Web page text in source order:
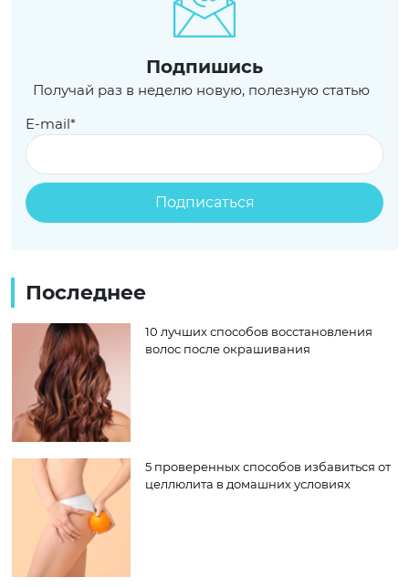
Подпишись
Получай раз в неделю новую, полезную статью
E-mail*
Последнее
10 лучших способов восстановления
волос после окрашивания
5 проверенных способов избавиться от
целлюлита в домашних условиях